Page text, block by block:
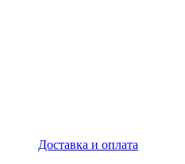
Доставка и оплата